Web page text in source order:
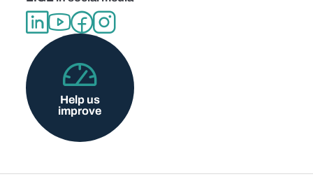
Help us
improve